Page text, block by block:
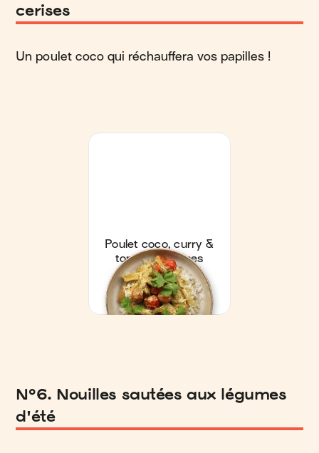
cerises
Un poulet coco qui réchauffera vos papilles !
N°6. Nouilles sautées aux légumes
d'été